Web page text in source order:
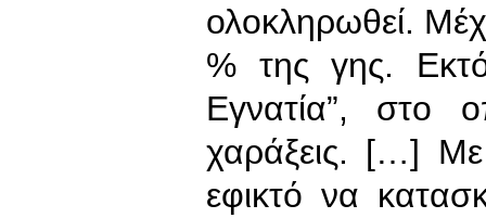
ολοκληρωθεί.
% της γης.
Εγνατία”, στο
χαράξεις. […] Με
εφικτό να